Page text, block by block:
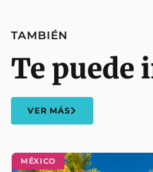
MÉXICO
TAMBIÉN
Te puede
VER MÁS